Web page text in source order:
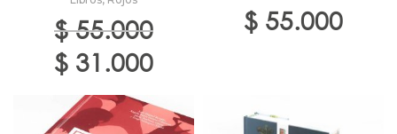
$55.000
El
precio
era:
$ 55.000.
$ 31.000precio
$ 31.000.
$ 55.000